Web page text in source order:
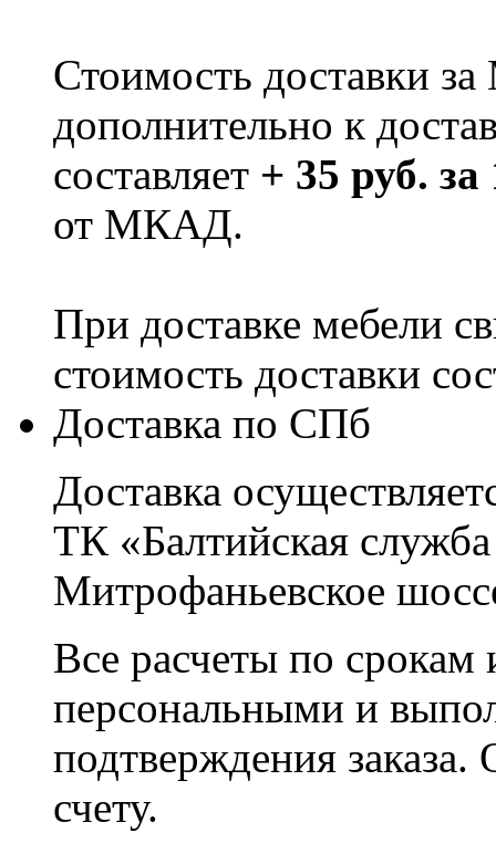
Стоимость доставки
дополнительно к
составляет + 35 руб.
от МКАД.
При доставке мебели
стоимость доставки
Доставка по СПб
Доставка
ТК «Балтийская
Митрофаньевское
Все расчеты по срокам
персональными и
подтверждения заказа.
счету.